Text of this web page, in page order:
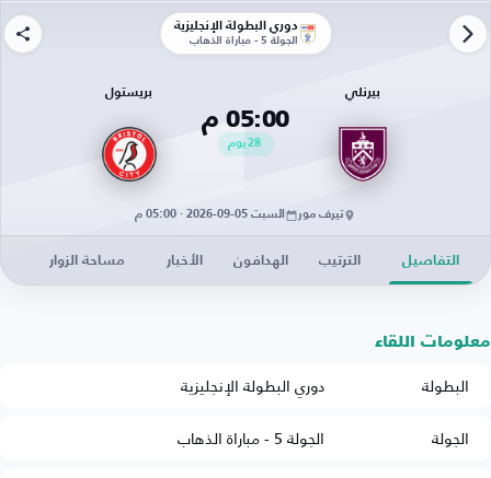
دوري البطولة الإنجليزية
الجولة 5 - مباراة الذهاب
بيرنلي
05:00 م
28يوم
بريستول
تيرف مور السبت 05-09-2026 · 05:00 م
التفاصيل الترتيب الهدافون الأخبار مساحة الزوار
معلومات اللقاء
البطولة
دوري البطولة الإنجليزية
الجولة
الجولة 5 - مباراة الذهاب